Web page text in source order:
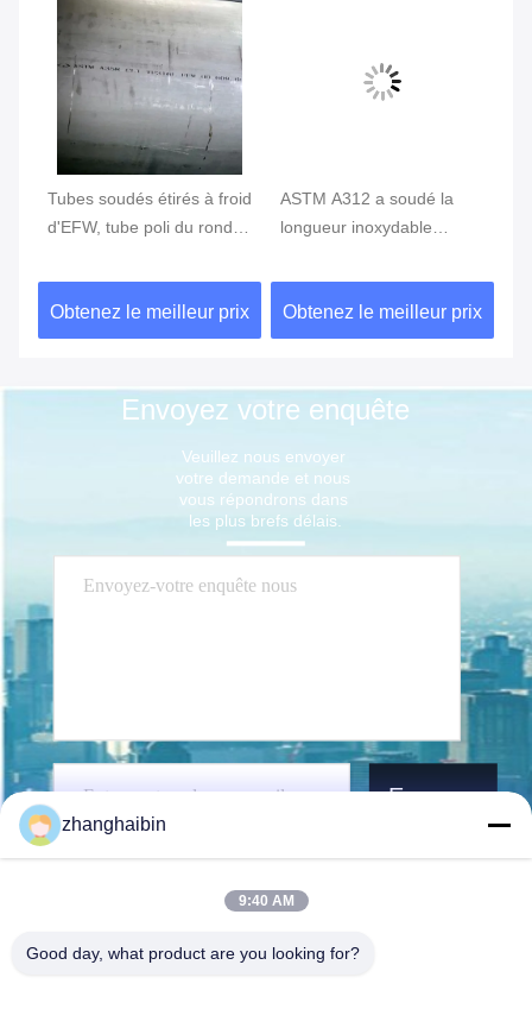
Tubes soudés étirés à froid
d'EFW, tube poli du rond
solubles
Obtenez le meilleur prix
ASTM A312 a soudé la
longueur inoxydable
du tuyau d'acier 12m
Obtenez le meilleur prix
Envoyez votre enquête
Veuillez nous envoyer
votre demande et nous
vous répondrons dans
les plus brefs délais.
Envoyez
zhanghaibin
9:40 AM
Good day, what product are you looking for?